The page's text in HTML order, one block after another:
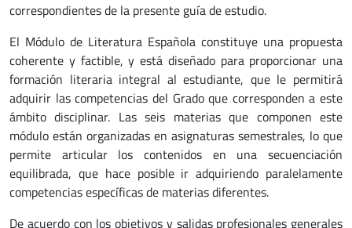
correspondientes de la presente guía de estudio.
El Módulo de Literatura Española constituye una propuesta
coherente y factible, y está diseñado para proporcionar una
formación literaria integral al estudiante, que le permitirá
adquirir las competencias del Grado que corresponden a este
ámbito disciplinar. Las seis materias que componen este
módulo están organizadas en asignaturas semestrales, lo que
permite articular los contenidos en una secuenciación
equilibrada, que hace posible ir adquiriendo paralelamente
competencias específicas de materias diferentes.
De acuerdo con los objetivos y salidas profesionales generales